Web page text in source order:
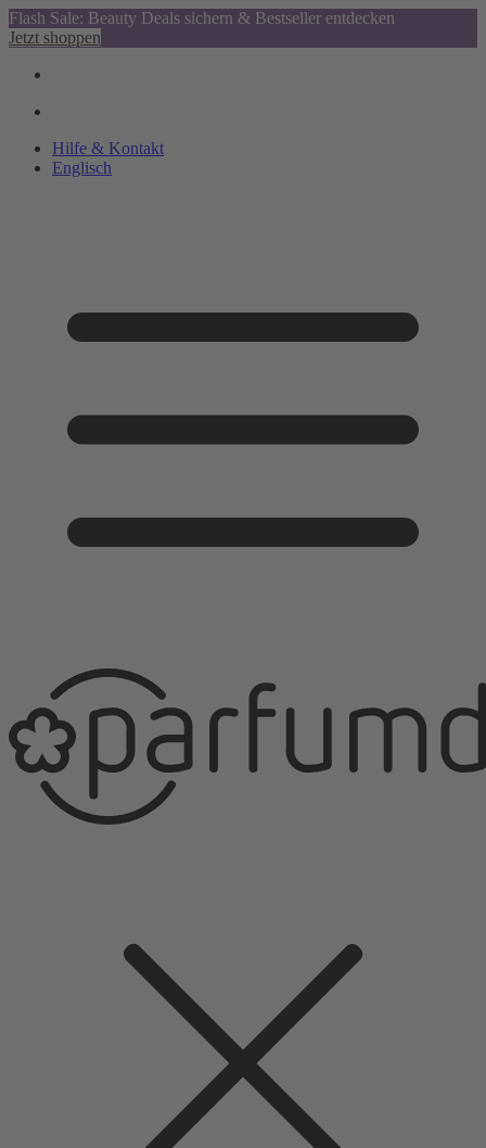
Flash Sale: Beauty Deals sichern & Bestseller entdecken
Jetzt shoppen
Hilfe & Kontakt
Englisch